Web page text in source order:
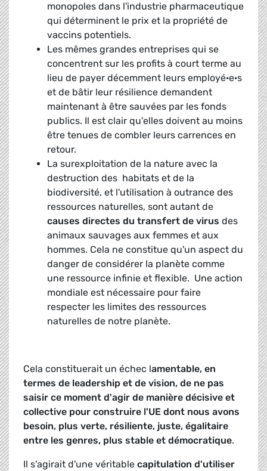
monopoles dans l'industrie pharmaceutique
qui déterminent le prix et la propriété de
vaccins potentiels.
Les mêmes grandes entreprises qui se
concentrent sur les profits à court terme au
lieu de payer décemment leurs employé·e·s
et de bâtir leur résilience demandent
maintenant à être sauvées par les fonds
publics. Il est clair qu'elles doivent au moins
être tenues de combler leurs carrences en
retour.
La surexploitation de la nature avec la
destruction des habitats et de la
biodiversité, et l'utilisation à outrance des
ressources naturelles, sont autant de
causes directes du transfert de virus des
animaux sauvages aux femmes et aux
hommes. Cela ne constitue qu'un aspect du
danger de considérer la planète comme
une ressource infinie et flexible. Une action
mondiale est nécessaire pour faire
respecter les limites des ressources
naturelles de notre planète.
Cela constituerait un échec lamentable, en
termes de leadership et de vision, de ne pas
saisir ce moment d'agir de manière décisive et
collective pour construire l'UE dont nous avons
besoin, plus verte, résiliente, juste, égalitaire
entre les genres, plus stable et démocratique.
Il s'agirait d'une véritable capitulation d'utiliser